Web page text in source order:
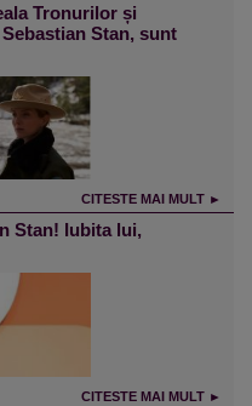
Tronurilor și
Stan, sunt
CITESTE MAI MULT ►
Stan! Iubita lui,
CITESTE MAI MULT ►